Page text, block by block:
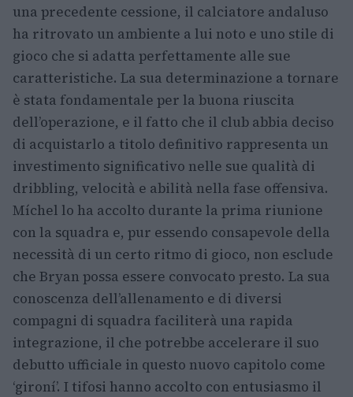
una precedente cessione, il calciatore andaluso
ha ritrovato un ambiente a lui noto e uno stile di
gioco che si adatta perfettamente alle sue
caratteristiche. La sua determinazione a tornare
è stata fondamentale per la buona riuscita
dell’operazione, e il fatto che il club abbia deciso
di acquistarlo a titolo definitivo rappresenta un
investimento significativo nelle sue qualità di
dribbling, velocità e abilità nella fase offensiva.
Míchel lo ha accolto durante la prima riunione
con la squadra e, pur essendo consapevole della
necessità di un certo ritmo di gioco, non esclude
che Bryan possa essere convocato presto. La sua
conoscenza dell’allenamento e di diversi
compagni di squadra faciliterà una rapida
integrazione, il che potrebbe accelerare il suo
debutto ufficiale in questo nuovo capitolo come
‘gironí’. I tifosi hanno accolto con entusiasmo il